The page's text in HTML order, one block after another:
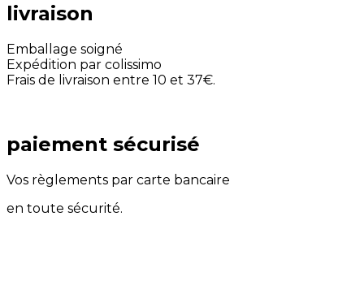
livraison
Emballage soigné
Expédition par colissimo
Frais de livraison entre 10 et 37€.
paiement sécurisé
Vos règlements par carte bancaire
en toute sécurité.